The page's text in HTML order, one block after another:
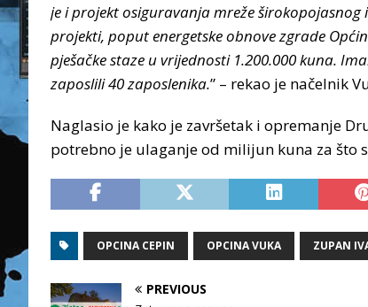
je i projekt osiguravanja mreže
projekti, poput energetske obnove zgrade
pješačke staze u vrijednosti 1.200.000 kuna.
zaposlili 40 zaposlenika.” – rekao je načelnik
Naglasio je kako je završetak i opremanje
potrebno je ulaganje od milijun kuna za što
OPCINA CEPIN OPCINA VUKA ZUPAN
PREVIOUS